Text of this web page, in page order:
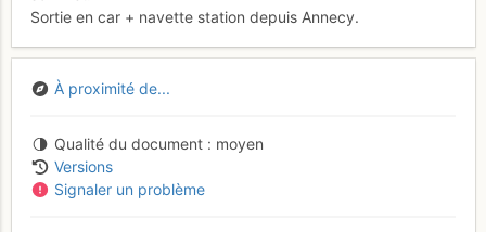
Sortie en car + navette station depuis Annecy.
À proximité de...
Qualité du document
moyen
Versions
Signaler un problème